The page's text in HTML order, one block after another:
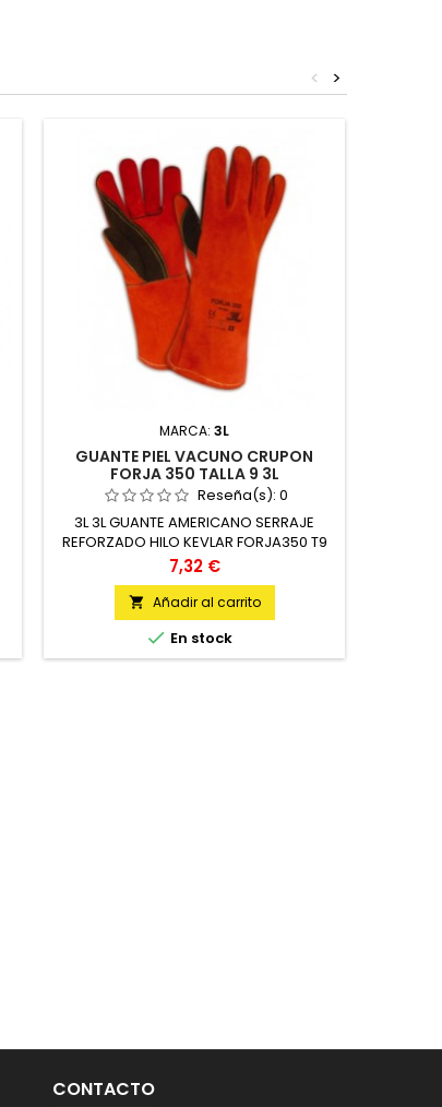
>
<
MARCA: 3L
GUANTE PIEL VACUNO CRUPON
FORJA 350 TALLA 9 3L
Reseña(s): 0
3L 3L GUANTE AMERICANO SERRAJE
REFORZADO HILO KEVLAR FORJA350 T9
UNIDAD
Precio
7,32 €
 Añadir al carrito
 En stock
CONTACTO